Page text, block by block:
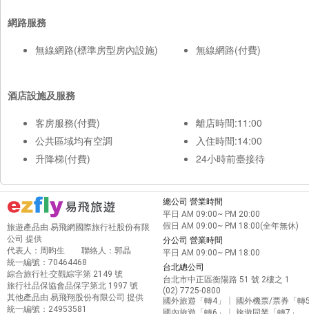
網路服務
無線網路(標準房型房內設施)
無線網路(付費)
酒店設施及服務
客房服務(付費)
公共區域均有空調
升降梯(付費)
離店時間:11:00
入住時間:14:00
24小時前臺接待